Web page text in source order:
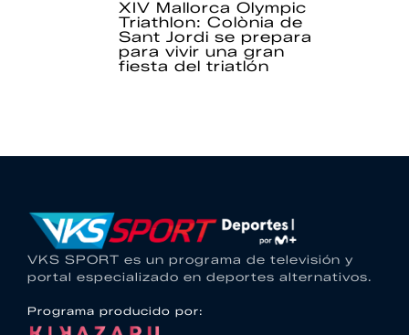
XIV Mallorca Olympic
Triathlon: Colònia de
Sant Jordi se prepara
para vivir una gran
fiesta del triatlón
VKS SPORT es un programa de televisión y
portal especializado en deportes alternativos.
Programa producido por: